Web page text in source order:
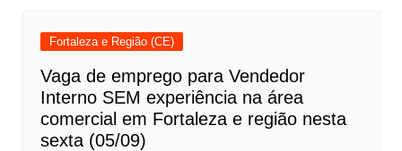
Fortaleza e Região (CE)
Vaga de emprego para Vendedor
Interno SEM experiência na área
comercial em Fortaleza e região nesta
sexta (05/09)